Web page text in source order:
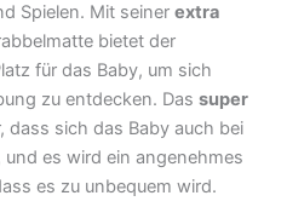
Spielen. Mit seiner extra
bietet der
für das Baby, um sich
zu entdecken. Das super
dass sich das Baby auch bei
es wird ein angenehmes
es zu unbequem wird.